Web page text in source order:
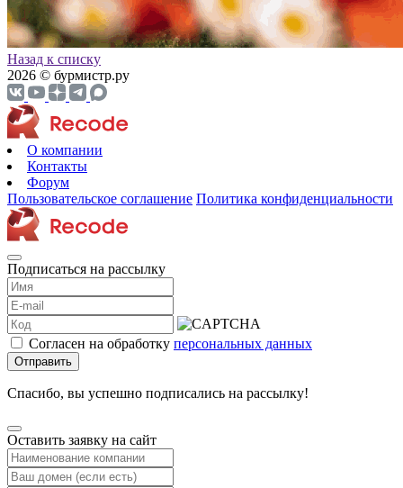
Назад к списку
2026 © бурмистр.ру
О компании
Контакты
Форум
Пользовательское соглашение Политика конфиденциальности
Подписаться на рассылку
Согласен на обработку персональных данных
Отправить
Спасибо, вы успешно подписались на рассылку!
Оставить заявку на сайт